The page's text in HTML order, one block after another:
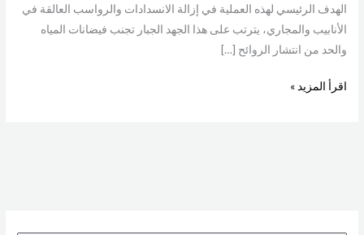
الهدف الرئيسي لهذه العملية في إزالة الانسدادات والرواسب العالقة في
الأنابيب والمجاري، يترتب على هذا الجهد الجبار تجنب فيضانات المياه
والحد من انتشار الروائح […]
اقرأ المزيد »